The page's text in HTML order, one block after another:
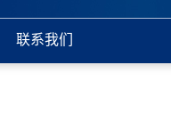
联系我们